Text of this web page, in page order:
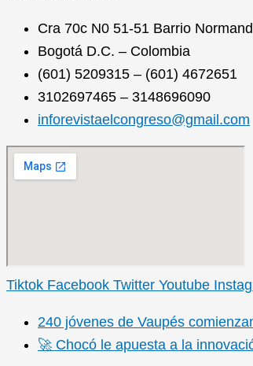
Cra 70c N0 51-51 Barrio
Bogotá D.C. – Colombia
(601) 5209315 – (601) 4672651
3102697465 – 3148696090
inforevistaelcongreso@gmail.com
Tiktok Facebook Twitter Youtube
240 jóvenes de Vaupés
🚀 Chocó le apuesta a la